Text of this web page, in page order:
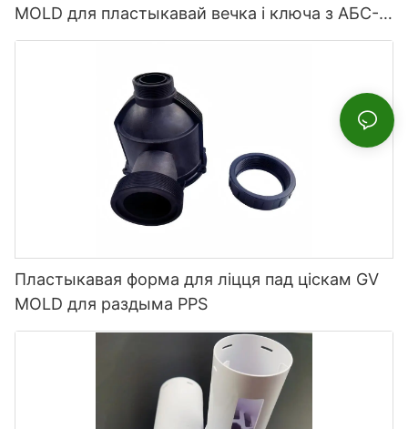
MOLD для пластыкавай вечка і ключа з АБС-
пластыка для праектараў
Пластыкавая форма для ліцця пад ціскам GV
MOLD для раздыма PPS